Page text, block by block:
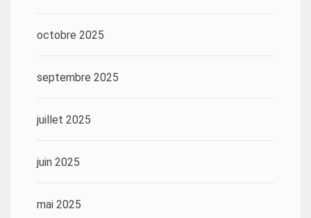
octobre 2025
septembre 2025
juillet 2025
juin 2025
mai 2025